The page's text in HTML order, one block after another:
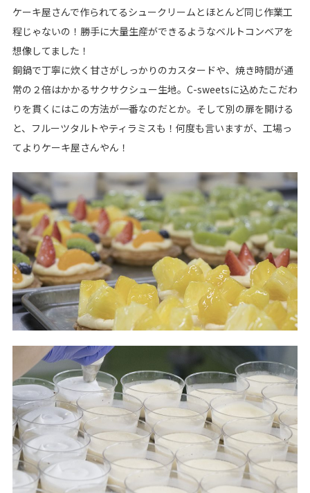
ケーキ屋さんで作られてるシュークリームとほとんど同じ作業工
程じゃないの！勝手に大量生産ができるようなベルトコンベアを
想像してました！
銅鍋で丁寧に炊く甘さがしっかりのカスタードや、焼き時間が通
常の２倍はかかるサクサクシュー生地。C-sweetsに込めたこだわ
りを貫くにはこの方法が一番なのだとか。そして別の扉を開ける
と、フルーツタルトやティラミスも！何度も言いますが、工場っ
てよりケーキ屋さんやん！